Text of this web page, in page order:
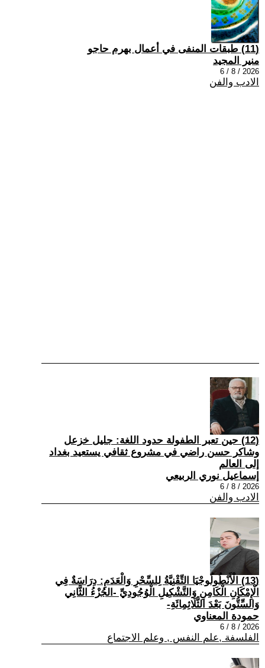
(11) طبقات المنفى في أعمال بهرم حاجو
منير المجيد
2026 / 8 / 6
الادب والفن
(12) حين تعبر الطفولة حدود اللغة: جليل خزعل
وشاكر حسن راضي في مشروع ثقافي يستعيد بغداد
إلى العالم
إسماعيل نوري الربيعي
2026 / 8 / 6
الادب والفن
(13) الْأَنْطُولُوجْيَا التِّقْنِيَّةُ لِلسِّحْرِ وَالْعَدَمِ: دِرَاسَةٌ فِي
الْإِمْكَانِ الْكَامِنِ وَالتَّشْكِيلِ الْوُجُودِيِّ -الجُزْءُ الثَّانِي
وَالسِّتُّونَ بَعْدَ الثَّلَاثِمِائَةِ-
حمودة المعناوي
2026 / 8 / 6
الفلسفة ,علم النفس , وعلم الاجتماع